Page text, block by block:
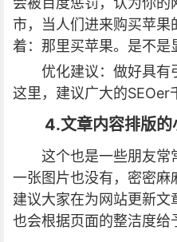
市，当人们进来购买苹
着：那里买苹果。是不是
优化建议：做好具有
这里，建议广大的SEOer
4.文章内容排版的
这个也是一些朋友常
一张图片也没有，密密麻
建议大家在为网站更新
也会根据页面的整洁度给